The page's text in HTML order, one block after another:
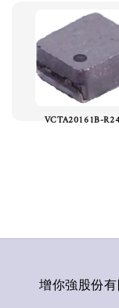
VCTA20161B-
增你強股份